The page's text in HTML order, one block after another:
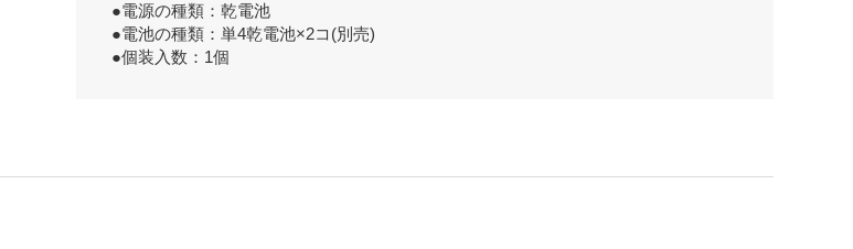
●電源の種類：乾電池
●電池の種類：単4乾電池×2コ(別売)
●個装入数：1個